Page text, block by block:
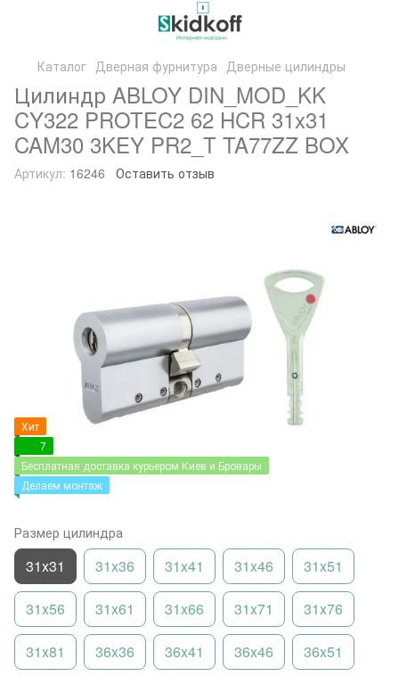
Каталог Дверная фурнитура Дверные цилиндры
Цилиндр ABLOY DIN_MOD_KK
CY322 PROTEC2 62 HCR 31x31
CAM30 3KEY PR2_T TA77ZZ BOX
Артикул: 16246 Оставить отзыв
Хит
7
Бесплатная доставка курьером Киев и Бровары
Делаем монтаж
Размер цилиндра
31x31 31x36 31x41 31x46 31x51
31x56 31x61 31x66 31x71 31x76
31x81 36x36 36x41 36x46 36x51